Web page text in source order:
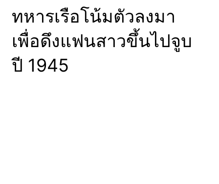
ทหารเรือโน้มตัวลงมา
เพื่อดึงแฟนสาวขึ้นไปจูบ
ปี 1945